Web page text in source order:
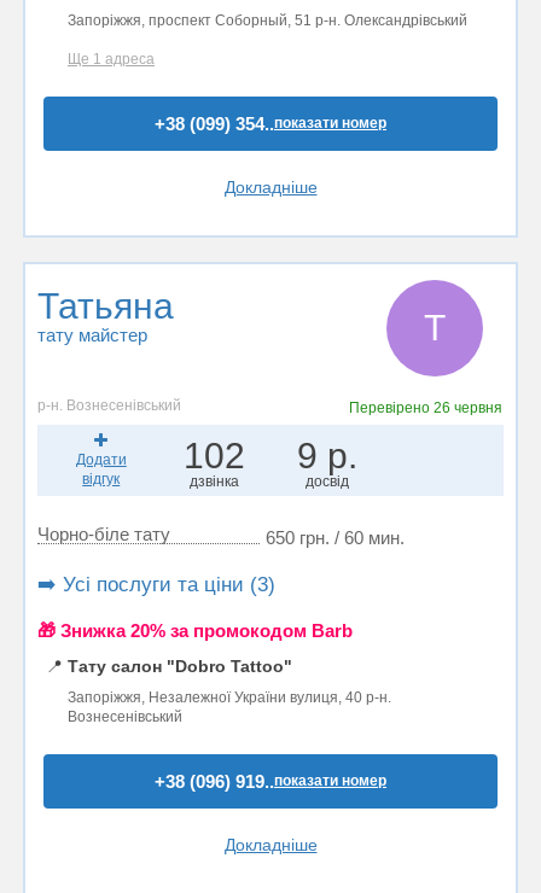
Запоріжжя, проспект Соборный, 51 р-н. Олександрівський
Ще 1 адреса
+38 (099) 354..показати номер
Докладніше
Татьяна
тату майстер Т
р-н. Вознесенівський Перевірено26 червня
Додати
відгук
102
дзвінка
9 р.
досвід
Чорно-біле тату 650 грн. / 60 мин.
➡️ Усі послуги та ціни (3)
🎁 Знижка 20% за промокодом Barb
📍 Тату салон "Dobro Tattoo"
Запоріжжя, Незалежної України вулиця, 40 р-н.
Вознесенівський
+38 (096) 919..показати номер
Докладніше